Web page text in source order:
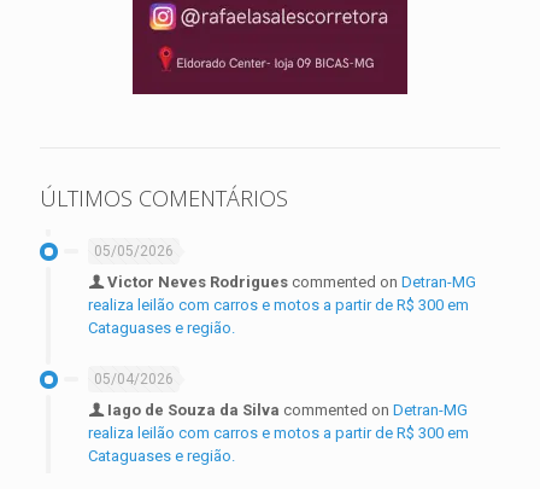
ÚLTIMOS COMENTÁRIOS
05/05/2026
Victor Neves Rodrigues commented on Detran-MG
realiza leilão com carros e motos a partir de R$ 300 em
Cataguases e região.
05/04/2026
Iago de Souza da Silva commented on Detran-MG
realiza leilão com carros e motos a partir de R$ 300 em
Cataguases e região.